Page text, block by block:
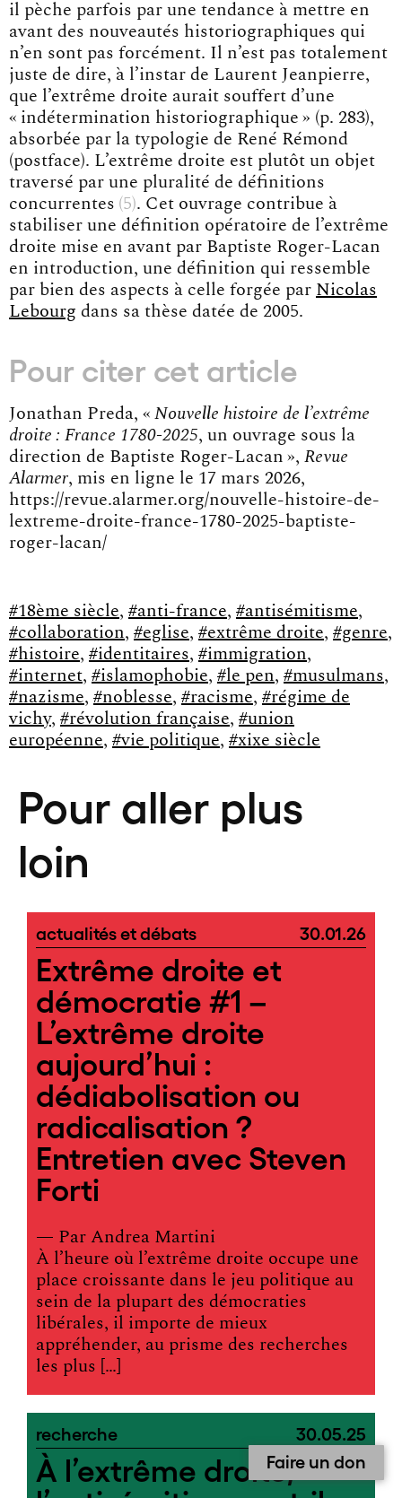
il pèche parfois par une tendance à mettre en
avant des nouveautés historiographiques qui
n’en sont pas forcément. Il n’est pas totalement
juste de dire, à l’instar de Laurent Jeanpierre,
que l’extrême droite aurait souffert d’une
« indétermination historiographique » (p. 283),
absorbée par la typologie de René Rémond
(postface). L’extrême droite est plutôt un objet
traversé par une pluralité de définitions
concurrentes 5 . Cet ouvrage contribue à
stabiliser une définition opératoire de l’extrême
droite mise en avant par Baptiste Roger-Lacan
en introduction, une définition qui ressemble
par bien des aspects à celle forgée par Nicolas
Lebourg dans sa thèse datée de 2005.
Pour citer cet article
Jonathan Preda, « Nouvelle histoire de l’extrême
droite : France 1780-2025, un ouvrage sous la
direction de Baptiste Roger-Lacan », Revue
Alarmer, mis en ligne le 17 mars 2026,
https://revue.alarmer.org/nouvelle-histoire-de-
lextreme-droite-france-1780-2025-baptiste-
roger-lacan/
#18ème siècle, #anti-france, #antisémitisme,
#collaboration, #eglise, #extrême droite, #genre,
#histoire, #identitaires, #immigration,
#internet, #islamophobie, #le pen, #musulmans,
#nazisme, #noblesse, #racisme, #régime de
vichy, #révolution française, #union
européenne, #vie politique, #xixe siècle
Pour aller plus
loin
actualités et débats 30.01.26
Extrême droite et
démocratie #1 –
L’extrême droite
aujourd’hui :
dédiabolisation ou
radicalisation ?
Entretien avec Steven
Forti
— Par Andrea Martini
À l’heure où l’extrême droite occupe une
place croissante dans le jeu politique au
sein de la plupart des démocraties
libérales, il importe de mieux
appréhender, au prisme des recherches
les plus […]
recherche 30.05.25
À l’extrême droite,Faire un don